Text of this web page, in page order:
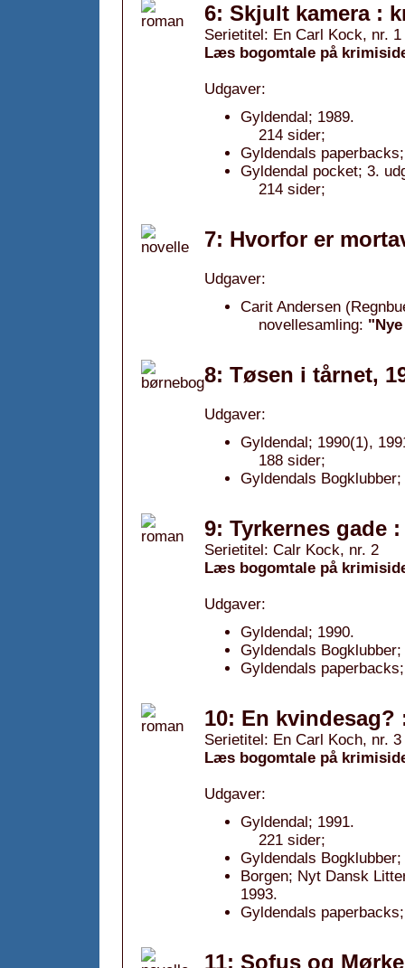
6: Skjult kamera :
Serietitel: En Carl Kock, nr. 1
Læs bogomtale på
Udgaver:
Gyldendal; 1989.
214 sider;
Gyldendals
Gyldendal pocket; 3.
214 sider;
7: Hvorfor er
Udgaver:
Carit Andersen
novellesamling:
8: Tøsen i tårnet,
Udgaver:
Gyldendal; 1990(1),
188 sider;
Gyldendals Bogklubber;
9: Tyrkernes gade
Serietitel: Calr Kock, nr. 2
Læs bogomtale på
Udgaver:
Gyldendal; 1990.
Gyldendals Bogklubber;
Gyldendals
10: En kvindesag?
Serietitel: En Carl Koch, nr. 3
Læs bogomtale på
Udgaver:
Gyldendal; 1991.
221 sider;
Gyldendals
Borgen; Nyt Dansk
1993.
Gyldendals
11: Sofus og